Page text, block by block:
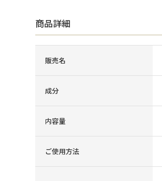
商品詳細
販売名
成分
内容量
ご使用方法